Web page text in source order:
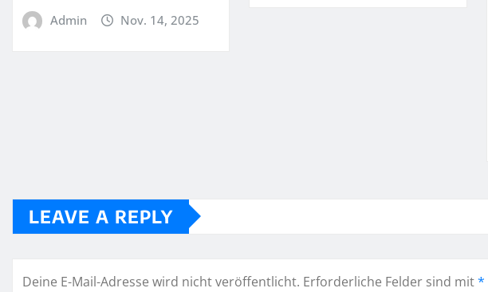
Admin Nov. 14, 2025
LEAVE A REPLY
Deine E-Mail-Adresse wird nicht veröffentlicht. Erforderliche Felder sind mit*